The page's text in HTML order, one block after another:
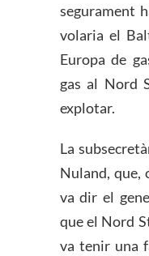
segurament
volaria el
Europa de
gas al Nord
explotar.
La
Nuland, que,
va dir el
que el Nord
va tenir una